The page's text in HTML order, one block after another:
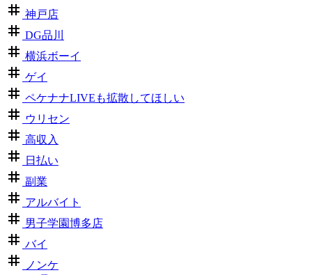
神戸店
DG品川
横浜ボーイ
ゲイ
ペケナナLIVEも拡散してほしい
ウリセン
高収入
日払い
副業
アルバイト
男子学園博多店
バイ
ノンケ